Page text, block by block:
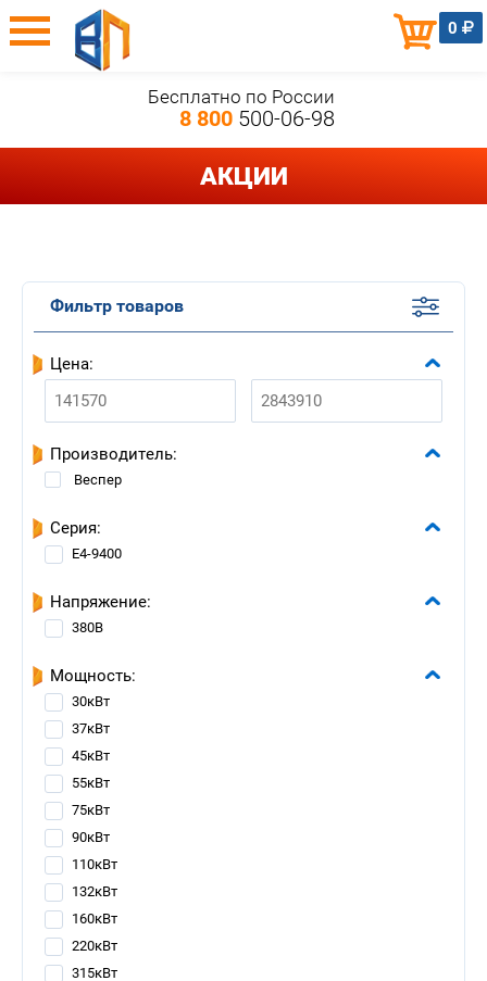
0
Бесплатно по России
8 800500-06-98
АКЦИИ
Фильтр товаров
Цена:
Производитель:
Веспер
Серия:
E4-9400
Напряжение:
380В
Мощность:
30кВт
37кВт
45кВт
55кВт
75кВт
90кВт
110кВт
132кВт
160кВт
220кВт
315кВт